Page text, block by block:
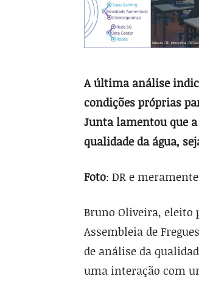
A última análise
condições próprias
Junta lamentou que
qualidade da água,
Foto: DR e
Bruno Oliveira, eleito
Assembleia de
de análise da
uma interação com